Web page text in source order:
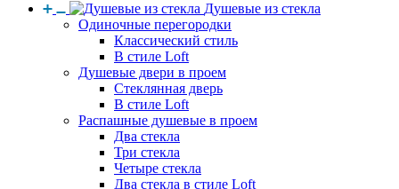
Душевые из стекла
Одиночные перегородки
Классический стиль
В стиле Loft
Душевые двери в проем
Стеклянная дверь
В стиле Loft
Распашные душевые в проем
Два стекла
Три стекла
Четыре стекла
Два стекла в стиле Loft